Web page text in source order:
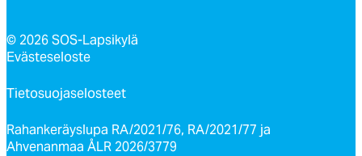
© 2026 SOS-Lapsikylä
Evästeseloste
Tietosuojaselosteet
Rahankeräyslupa RA/2021/76, RA/2021/77 ja
Ahvenanmaa ÅLR 2026/3779